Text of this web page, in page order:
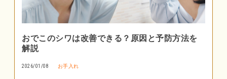
おでこのシワは改善できる？原因と予防方法を
解説
2026/01/08 お手入れ